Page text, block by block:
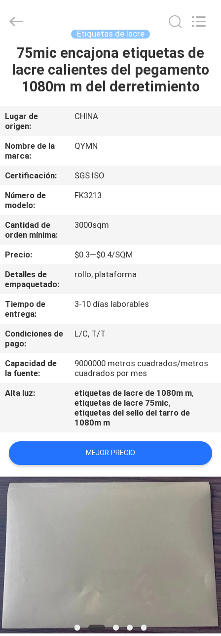
HOGAR
PRODUCTOS
SOBRE
NOSOTROS
VIAJE
DE
LA
DE
CALIDAD
ÉNTRENOS
EN
CONTACTO
CON
PIDA
Reserved.
Developed
Etiquetas de lacre
75mic encajona etiquetas de
lacre calientes del pegamento
1080m m del derretimiento
Lugar de
origen:
CHINA
Nombre de la
marca:
QYMN
Certificación:
SGS ISO
Número de
modelo:
FK3213
Cantidad de
orden mínima:
3000sqm
Precio:
$0.3—$0.4/SQM
Detalles de
empaquetado:
rollo, plataforma
Tiempo de
entrega:
3-10 días laborables
Condiciones de
pago:
L/C, T/T
Capacidad de
la fuente:
9000000 metros cuadrados/metros
cuadrados por mes
Alta luz:
etiquetas de lacre de 1080m m,
etiquetas de lacre 75mic,
etiquetas del sello del tarro de
1080m m
MEJOR PRECIO